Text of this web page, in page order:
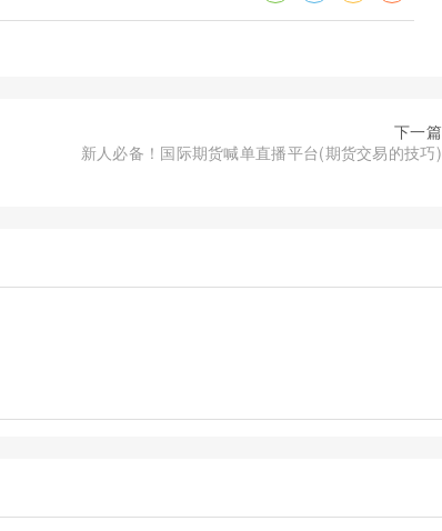
下一篇
新人必备！国际期货喊单直播平台(期货交易的技巧)